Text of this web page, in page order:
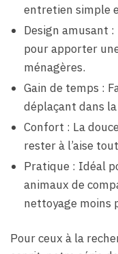
entretien simple
Design amusant
pour apporter
ménagères.
Gain de temps :
déplaçant dans
Confort : La
rester à l’aise
Pratique : Idéal
animaux de
nettoyage moins
Pour ceux à la